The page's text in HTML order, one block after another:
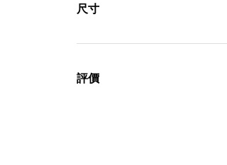
尺寸
評價